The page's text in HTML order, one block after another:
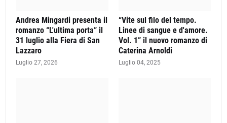
Andrea Mingardi presenta il
romanzo “L'ultima porta” il
31 luglio alla Fiera di San
Lazzaro
Luglio 27, 2026
“Vite sul filo del tempo.
Linee di sangue e d'amore.
Vol. 1” il nuovo romanzo di
Caterina Arnoldi
Luglio 04, 2025